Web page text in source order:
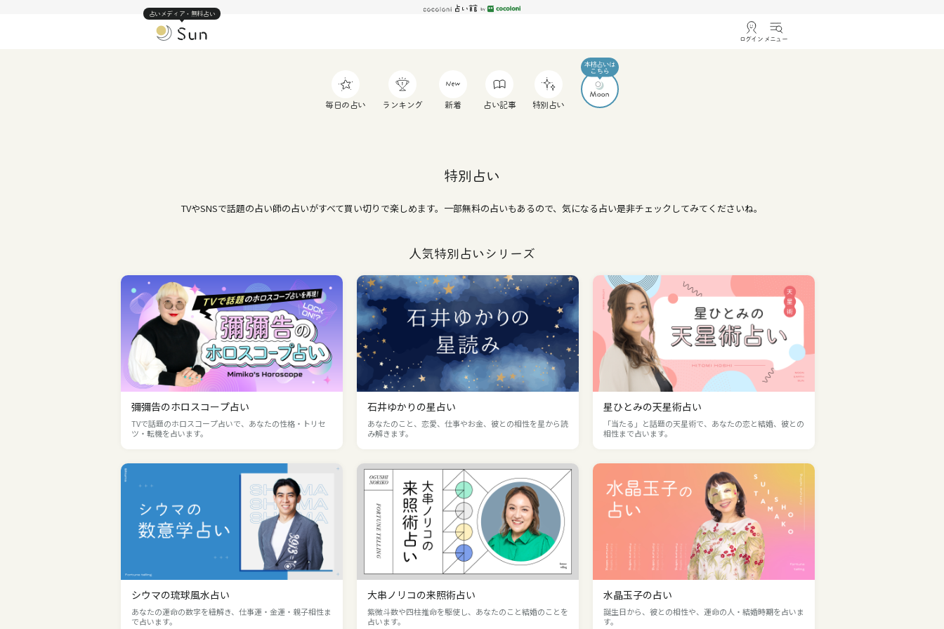
占いメディア・無料占い
ログイン メニュー
毎日の占い ランキング 新着 占い記事 特別占い
特別占い
TVやSNSで話題の占い師の占いがすべて買い切りで楽しめます。一部無料の占いもあるので、気になる占い是非チェックしてみてくださいね。
人気特別占いシリーズ
彌彌告のホロスコープ占い
TVで話題のホロスコープ占いで、あなたの性格・トリセ
ツ・転機を占います。
石井ゆかりの星占い
あなたのこと、恋愛、仕事やお金、彼との相性を星から読
み解きます。
星ひとみの天星術占い
「当たる」と話題の天星術で、あなたの恋と結婚、彼との
相性まで占います。
シウマの琉球風水占い
あなたの運命の数字を紐解き、仕事運・金運・親子相性ま
で占います。
大串ノリコの来照術占い
紫微斗数や四柱推命を駆使し、あなたのこと結婚のことを
占います。
水晶玉子の占い
誕生日から、彼との相性や、運命の人・結婚時期を占いま
す。